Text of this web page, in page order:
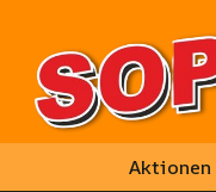
Aktionen